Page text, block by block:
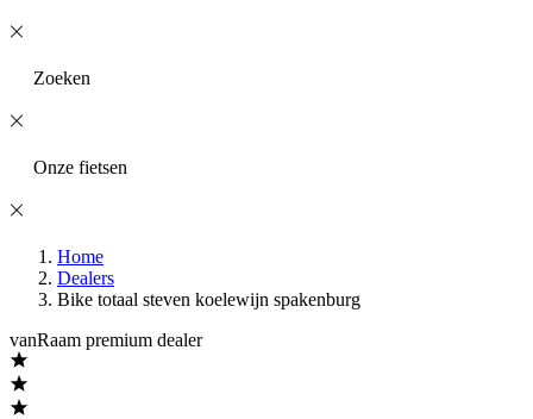
Zoeken
Onze fietsen
Home
Dealers
Bike totaal steven koelewijn spakenburg
vanRaam premium dealer